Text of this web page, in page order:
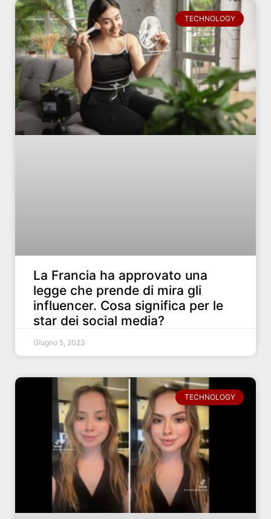
TECHNOLOGY
La Francia ha approvato una
legge che prende di mira gli
influencer. Cosa significa per le
star dei social media?
Giugno 5, 2023
TECHNOLOGY